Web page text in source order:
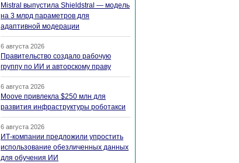
Mistral выпустила Shieldstral — модель
на 3 млрд параметров для
адаптивной модерации
6 августа 2026
Правительство создало рабочую
группу по ИИ и авторскому праву
6 августа 2026
Moove привлекла $250 млн для
развития инфраструктуры роботакси
6 августа 2026
ИТ-компании предложили упростить
использование обезличенных данных
для обучения ИИ